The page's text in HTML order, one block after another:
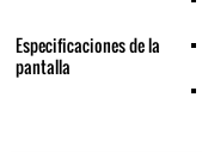
Especificaciones de la
pantalla